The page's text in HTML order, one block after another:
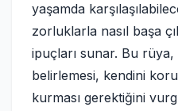
yaşamda
zorluklarla nasıl başa
ipuçları sunar. Bu rüya,
belirlemesi, kendini
kurması gerektiğini